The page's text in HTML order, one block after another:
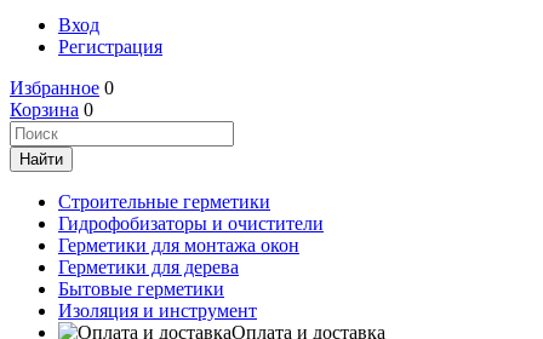
Вход
Регистрация
Избранное 0
Корзина 0
Строительные герметики
Гидрофобизаторы и очистители
Герметики для монтажа окон
Герметики для дерева
Бытовые герметики
Изоляция и инструмент
Оплата и доставка